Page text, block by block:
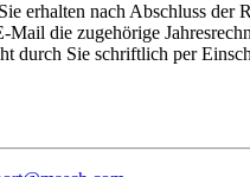
erhalten nach Abschluss der
die zugehörige
durch Sie schriftlich per